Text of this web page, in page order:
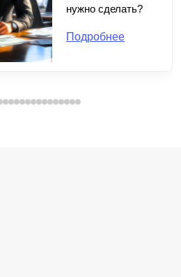
нужно сделать?
Подробнее